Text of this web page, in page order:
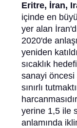
Eritre, İran,
içinde en
yer alan
2020'de
yeniden
sıcaklık
sanayi öncesi
sınırlı
yerine 1,5 ile
anlamında